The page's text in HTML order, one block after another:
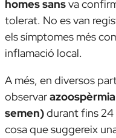
homes sansva
tolerat. No es van
els símptomes més
inflamació local.
A més, en diversos
observar
semen)durant fins 24
cosa que suggereix